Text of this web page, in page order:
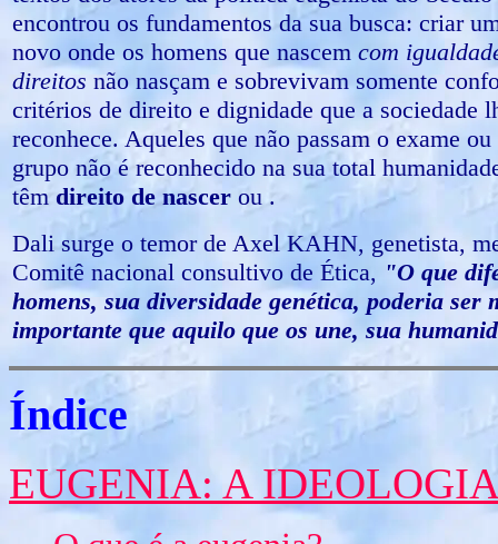
encontrou os fundamentos da sua busca: criar
novo onde os homens que nascem com
direitos não nasçam e sobrevivam somente
critérios de direito e dignidade que a sociedade
reconhece. Aqueles que não passam o exame
grupo não é reconhecido na sua total
têm direito de nascer ou .
Dali surge o temor de Axel KAHN, genetista,
Comitê nacional consultivo de Ética, "O que
homens, sua diversidade genética, poderia ser
importante que aquilo que os une, sua
Índice
EUGENIA: A